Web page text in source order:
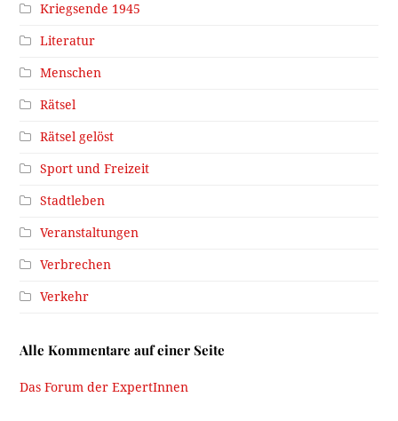
Kriegsende 1945
Literatur
Menschen
Rätsel
Rätsel gelöst
Sport und Freizeit
Stadtleben
Veranstaltungen
Verbrechen
Verkehr
Alle Kommentare auf einer Seite
Das Forum der ExpertInnen